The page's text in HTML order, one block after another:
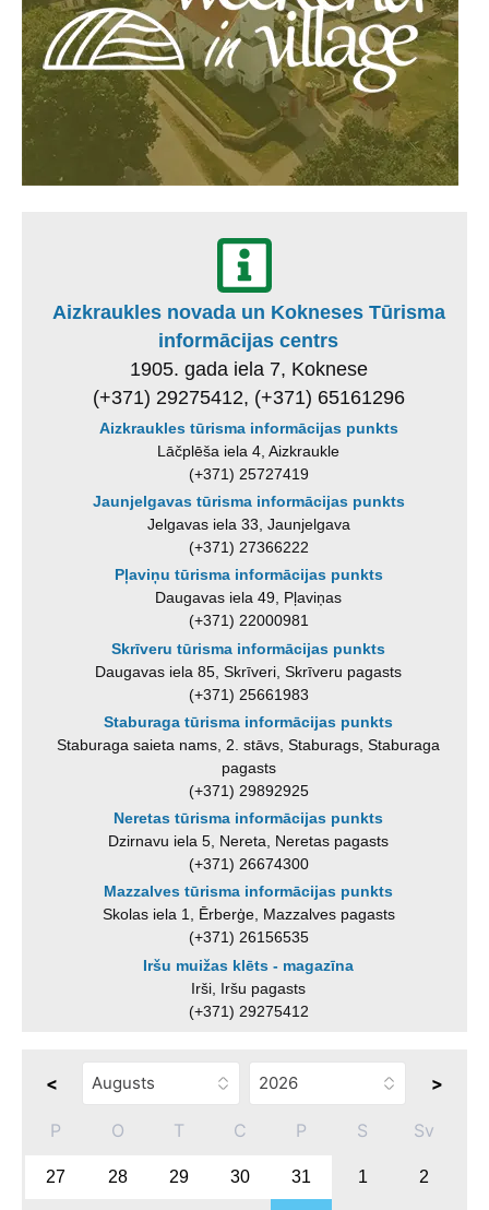
Aizkraukles novada un Kokneses Tūrisma
informācijas centrs
1905. gada iela 7, Koknese
(+371) 29275412, (+371) 65161296
Aizkraukles tūrisma informācijas punkts
Lāčplēša iela 4, Aizkraukle
(+371) 25727419
Jaunjelgavas tūrisma informācijas punkts
Jelgavas iela 33, Jaunjelgava
(+371) 27366222
Pļaviņu tūrisma informācijas punkts
Daugavas iela 49, Pļaviņas
(+371) 22000981
Skrīveru tūrisma informācijas punkts
Daugavas iela 85, Skrīveri, Skrīveru pagasts
(+371) 25661983
Staburaga tūrisma informācijas punkts
Staburaga saieta nams, 2. stāvs, Staburags, Staburaga
pagasts
(+371) 29892925
Neretas tūrisma informācijas punkts
Dzirnavu iela 5, Nereta, Neretas pagasts
(+371) 26674300
Mazzalves tūrisma informācijas punkts
Skolas iela 1, Ērberģe, Mazzalves pagasts
(+371) 26156535
Iršu muižas klēts - magazīna
Irši, Iršu pagasts
(+371) 29275412
< >
P O T C P S Sv
27 28 29 30 31 1 2